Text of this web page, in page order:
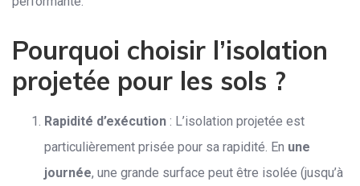
Pourquoi choisir l’isolation
projetée pour les sols ?
Rapidité d’exécution : L’isolation projetée est
particulièrement prisée pour sa rapidité. En une
journée, une grande surface peut être isolée (jusqu’à